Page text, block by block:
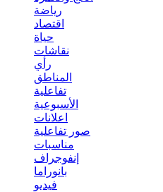
رياضة
اقتصاد
حياة
نقاشات
رأي
المناطق
تفاعلية
الأسبوعية
اعلانات
صور تفاعلية
مناسبات
إنفوجراف
بانوراما
فيديو